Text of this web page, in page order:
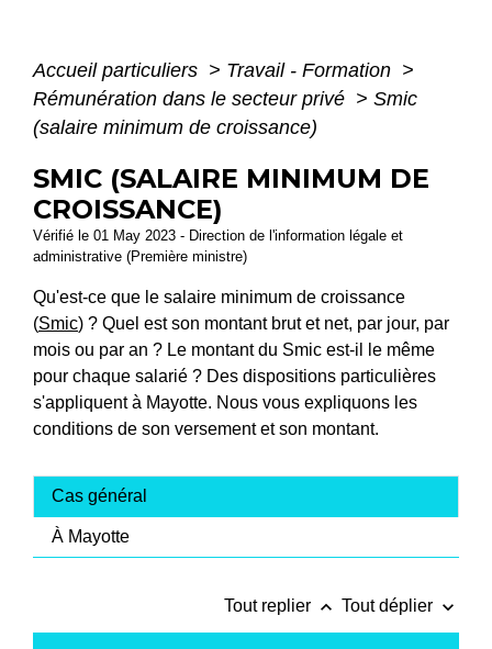
Accueil particuliers > Travail - Formation >
Rémunération dans le secteur privé > Smic
(salaire minimum de croissance)
SMIC (SALAIRE MINIMUM DE
CROISSANCE)
Vérifié le 01 May 2023 - Direction de l'information légale et
administrative (Première ministre)
Qu'est-ce que le salaire minimum de croissance
(Smic) ? Quel est son montant brut et net, par jour, par
mois ou par an ? Le montant du Smic est-il le même
pour chaque salarié ? Des dispositions particulières
s'appliquent à Mayotte. Nous vous expliquons les
conditions de son versement et son montant.
Cas général
À Mayotte
Tout replier keyboard_arrow_up Tout déplier keyboard_arrow_down